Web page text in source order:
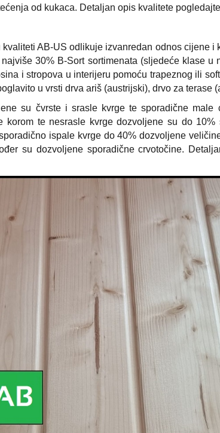
od kukaca. Detaljan opis kvalitete pogledajte
kvaliteti AB-US odlikuje izvanredan odnos cijene i
30% B-Sort sortimenata (sljedeće klase u
i stropova u interijeru pomoću trapeznog ili
u vrsti drva ariš (austrijski), drvo za terase
su čvrste i srasle kvrge te sporadične male
korom te nesrasle kvrge dozvoljene su do
ispale kvrge do 40% dozvoljene
su dozvoljene sporadične crvotočine.
ogradu
najvažniji
balkonske ili
izbor. Nar...
Detaljnije